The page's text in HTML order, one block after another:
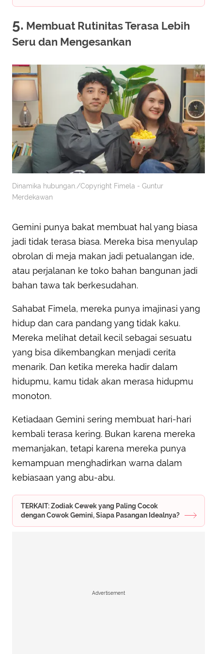
5. Membuat Rutinitas Terasa Lebih
Seru dan Mengesankan
Dinamika hubungan./Copyright Fimela - Guntur
Merdekawan
Gemini punya bakat membuat hal yang biasa
jadi tidak terasa biasa. Mereka bisa menyulap
obrolan di meja makan jadi petualangan ide,
atau perjalanan ke toko bahan bangunan jadi
bahan tawa tak berkesudahan.
Sahabat Fimela, mereka punya imajinasi yang
hidup dan cara pandang yang tidak kaku.
Mereka melihat detail kecil sebagai sesuatu
yang bisa dikembangkan menjadi cerita
menarik. Dan ketika mereka hadir dalam
hidupmu, kamu tidak akan merasa hidupmu
monoton.
Ketiadaan Gemini sering membuat hari-hari
kembali terasa kering. Bukan karena mereka
memanjakan, tetapi karena mereka punya
kemampuan menghadirkan warna dalam
kebiasaan yang abu-abu.
TERKAIT: Zodiak Cewek yang Paling Cocok
dengan Cowok Gemini, Siapa Pasangan Idealnya?
Advertisement